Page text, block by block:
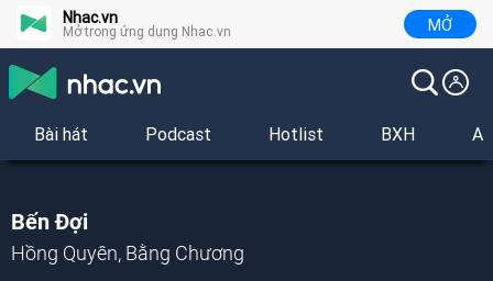
Nhac.vn
Mở trong ứng dụng Nhac.vn MỞ
Bài hát Podcast Hotlist BXH
Bến Đợi
Hồng Quyên, Bằng Chương